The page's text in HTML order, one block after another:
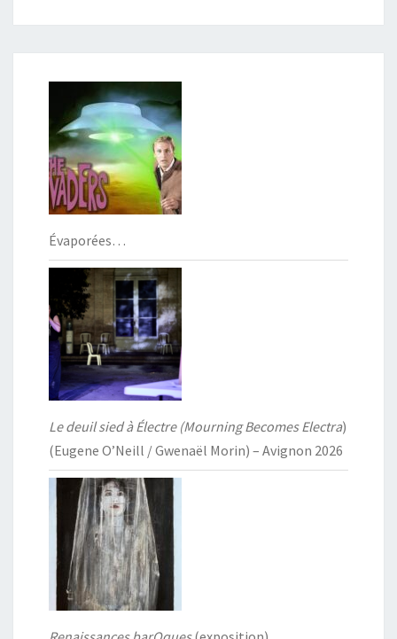
Évaporées…
Le deuil sied à Électre (Mourning Becomes Electra)
(Eugene O’Neill / Gwenaël Morin) – Avignon 2026